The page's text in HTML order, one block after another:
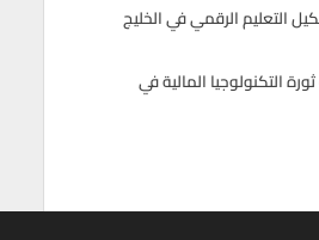
التعليم الرقمي في الخليج
التكنولوجيا المالية في